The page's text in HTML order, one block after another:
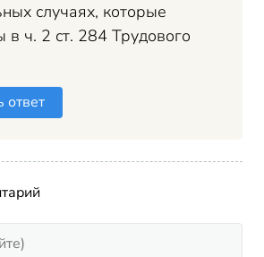
случаях, которые
в ч. 2 ст. 284 Трудового
ответ